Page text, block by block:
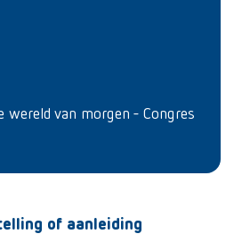
wereld van morgen - Congres
of aanleiding